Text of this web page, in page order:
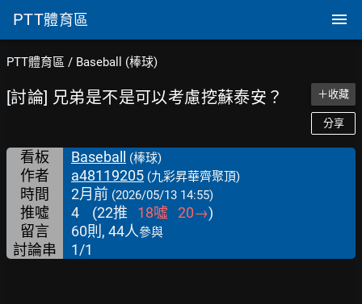
PTT體育區
PTT體育區 / Baseball (棒球)
[討論] 兄弟是不是可以考慮挖蘇泰安？ ＋收藏
分享
看板 Baseball (棒球)
作者 a48119205 (九彩昇華齊聚頂)
時間 2月前 (2026/05/13 14:55)
推噓 4 (22推 18噓 20→)
留言
60則, 44人參與
討論串 1/1